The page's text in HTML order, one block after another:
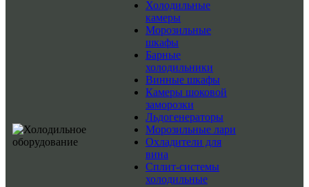
Холодильные
камеры
Морозильные
шкафы
Барные
холодильники
Винные шкафы
Камеры шоковой
заморозки
Льдогенераторы
Морозильные лари
Охладители для
вина
Сплит-системы
холодильные